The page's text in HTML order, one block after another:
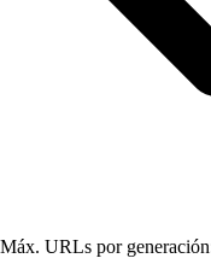
Máx. URLs por